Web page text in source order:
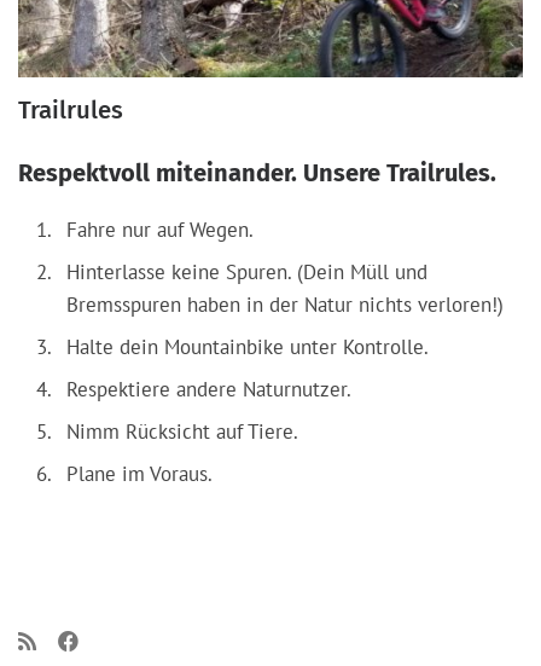
Trailrules
Respektvoll miteinander. Unsere Trailrules.
Fahre nur auf Wegen.
Hinterlasse keine Spuren. (Dein Müll und
Bremsspuren haben in der Natur nichts verloren!)
Halte dein Mountainbike unter Kontrolle.
Respektiere andere Naturnutzer.
Nimm Rücksicht auf Tiere.
Plane im Voraus.